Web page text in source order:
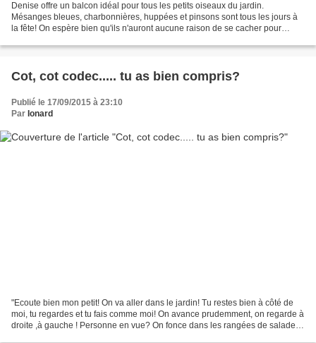
Denise offre un balcon idéal pour tous les petits oiseaux du jardin.
Mésanges bleues, charbonnières, huppées et pinsons sont tous les jours à
la fête! On espère bien qu'ils n'auront aucune raison de se cacher pour
Cot, cot codec..... tu as bien compris?
Publié le 17/09/2015 à 23:10
Par Ionard
"Ecoute bien mon petit! On va aller dans le jardin! Tu restes bien à côté de
moi, tu regardes et tu fais comme moi! On avance prudemment, on regarde à
droite ,à gauche ! Personne en vue? On fonce dans les rangées de salades